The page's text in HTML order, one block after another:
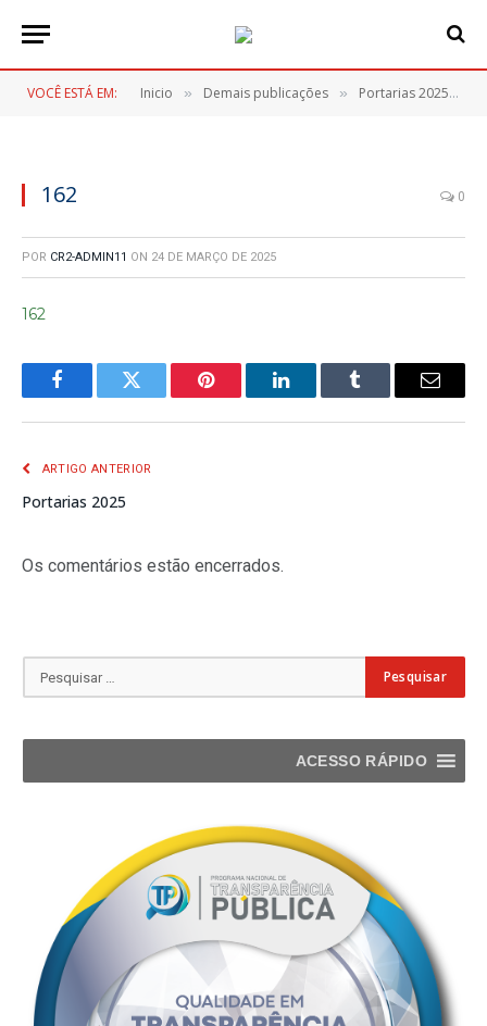
VOCÊ ESTÁ EM: Inicio » Demais publicações » Portarias 2025
162 0
POR CR2-ADMIN11 ON 24 DE MARÇO DE 2025
162
FacebookTwitter Pinterest LinkedInTumblr
E-
ARTIGO ANTERIOR
Portarias 2025
Os comentários estão encerrados.
ACESSO RÁPIDO